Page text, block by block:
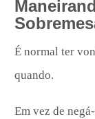
É normal ter
quando.
Em vez de